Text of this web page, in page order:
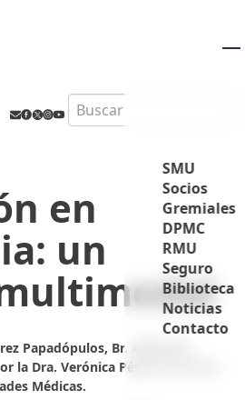
Search
SMU
Socios
Gremiales
DPMC
RMU
Seguro
Biblioteca
Noticias
Contacto
en
un
Papadópulos, Br. Alejandra
la Dra. Verónica Pérez en el Foro
Médicas.